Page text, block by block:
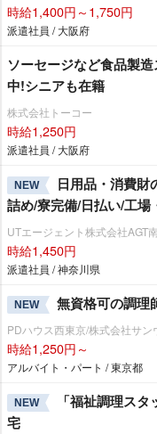
時給1,400円～1,750円
派遣社員 / 大阪府
ソーセージなど食品製
中!シニアも在籍
株式会社トーコー
時給1,250円
派遣社員 / 大阪府
NEW
日用品・消費財
詰め/寮完備/日払い/工場
UTエージェント株式会社AGT
時給1,450円
派遣社員 / 神奈川県
NEW 無資格可の調理
PDハウス西東京/株式会社サン
時給1,250円～
アルバイト・パート / 東京都
NEW
「福祉調理ス
宅